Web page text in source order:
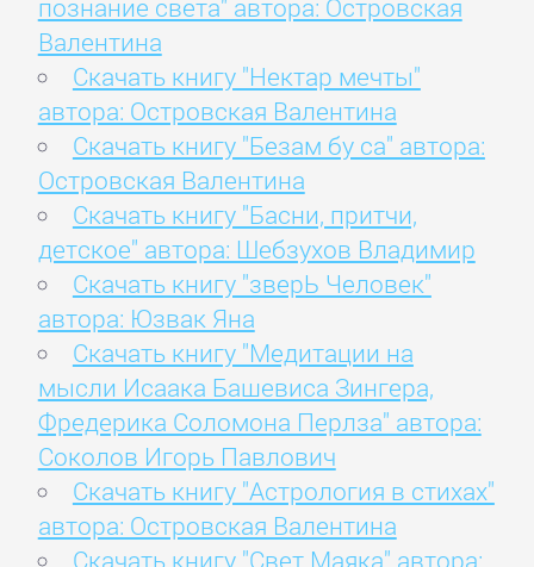
познание света" автора: Островская
Валентина
Скачать книгу "Нектар мечты"
автора: Островская Валентина
Скачать книгу "Безам бу са" автора:
Островская Валентина
Скачать книгу "Басни, притчи,
детское" автора: Шебзухов Владимир
Скачать книгу "зверЬ Человек"
автора: Юзвак Яна
Скачать книгу "Медитации на
мысли Исаака Башевиса Зингера,
Фредерика Соломона Перлза" автора:
Соколов Игорь Павлович
Скачать книгу "Астрология в стихах"
автора: Островская Валентина
Скачать книгу "Свет Маяка" автора: